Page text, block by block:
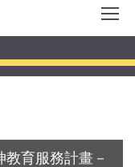
育服務計畫－